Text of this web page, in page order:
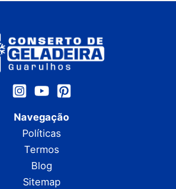
Navegação
Políticas
Termos
Blog
Sitemap